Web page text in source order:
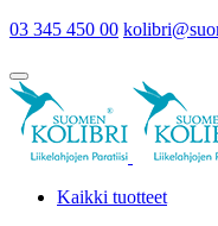
03 345 450 00
Kaikki tuotteet